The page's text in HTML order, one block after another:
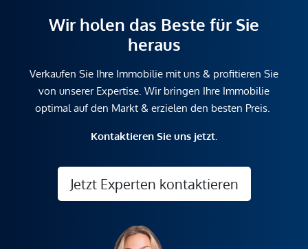
Wir holen das Beste für Sie
heraus
Verkaufen Sie Ihre Immobilie mit uns & profitieren Sie
von unserer Expertise. Wir bringen Ihre Immobilie
optimal auf den Markt & erzielen den besten Preis.
Kontaktieren Sie uns jetzt.
Jetzt Experten kontaktieren